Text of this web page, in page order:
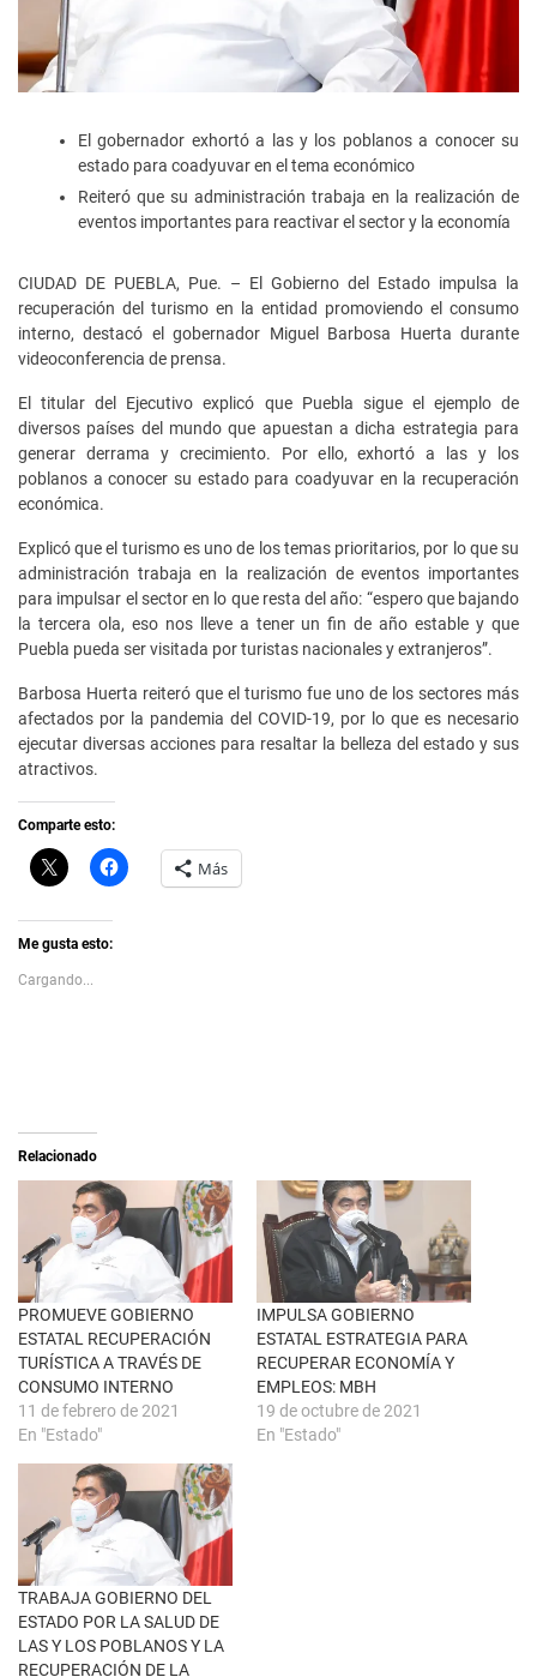
El gobernador exhortó a las y los poblanos a conocer su
estado para coadyuvar en el tema económico
Reiteró que su administración trabaja en la realización de
eventos importantes para reactivar el sector y la economía
CIUDAD DE PUEBLA, Pue. – El Gobierno del Estado impulsa la
recuperación del turismo en la entidad promoviendo el consumo
interno, destacó el gobernador Miguel Barbosa Huerta durante
videoconferencia de prensa.
El titular del Ejecutivo explicó que Puebla sigue el ejemplo de
diversos países del mundo que apuestan a dicha estrategia para
generar derrama y crecimiento. Por ello, exhortó a las y los
poblanos a conocer su estado para coadyuvar en la recuperación
económica.
Explicó que el turismo es uno de los temas prioritarios, por lo que su
administración trabaja en la realización de eventos importantes
para impulsar el sector en lo que resta del año: “espero que bajando
la tercera ola, eso nos lleve a tener un fin de año estable y que
Puebla pueda ser visitada por turistas nacionales y extranjeros”.
Barbosa Huerta reiteró que el turismo fue uno de los sectores más
afectados por la pandemia del COVID-19, por lo que es necesario
ejecutar diversas acciones para resaltar la belleza del estado y sus
atractivos.
Comparte esto:
C
l
k
t
s
h
e
b
r
u
n
n
t
a
n
a
n
u
e
v
H
a
e
n
F
a
c
o
o
k
(
S
e
a
b
r
u
n
a
v
t
a
n
a
n
u
e
Más
Me gusta esto:
Cargando...
Relacionado
PROMUEVE GOBIERNO
ESTATAL RECUPERACIÓN
TURÍSTICA A TRAVÉS DE
CONSUMO INTERNO
11 de febrero de 2021
En "Estado"
IMPULSA GOBIERNO
ESTATAL ESTRATEGIA PARA
RECUPERAR ECONOMÍA Y
EMPLEOS: MBH
19 de octubre de 2021
En "Estado"
TRABAJA GOBIERNO DEL
ESTADO POR LA SALUD DE
LAS Y LOS POBLANOS Y LA
RECUPERACIÓN DE LA